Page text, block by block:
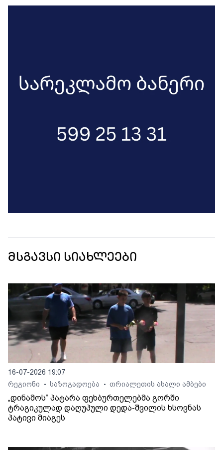
მსგავსი სიახლეები
16-07-2026 19:07
რეგიონი
• საზოგადოება • თრიალეთის ახალი ამბები
„დინამოს“ პატარა ფეხბურთელებმა გორში
ტრაგიკულად დაღუპული დედა-შვილის ხსოვნას
პატივი მიაგეს